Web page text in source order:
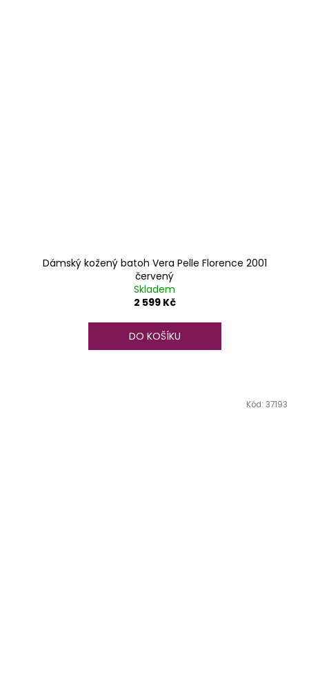
Dámský kožený batoh Vera Pelle Florence 2001
červený
Skladem
2 599 Kč
DO KOŠÍKU
Kód: 37193